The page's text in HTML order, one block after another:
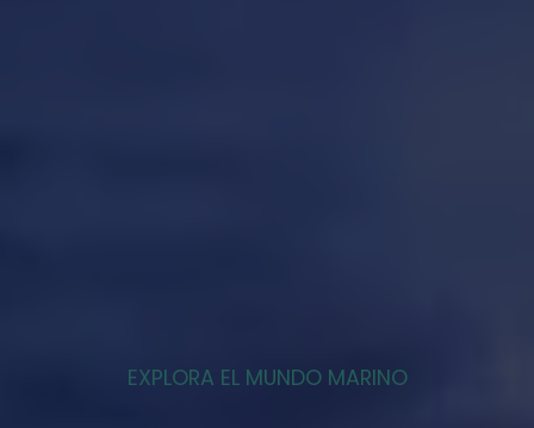
EXPLORA EL MUNDO MARINO